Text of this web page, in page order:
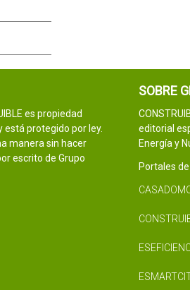
es propiedad
está protegido por ley.
manera sin hacer
escrito de Grupo
SOBRE
editorial
Energía y
Portales